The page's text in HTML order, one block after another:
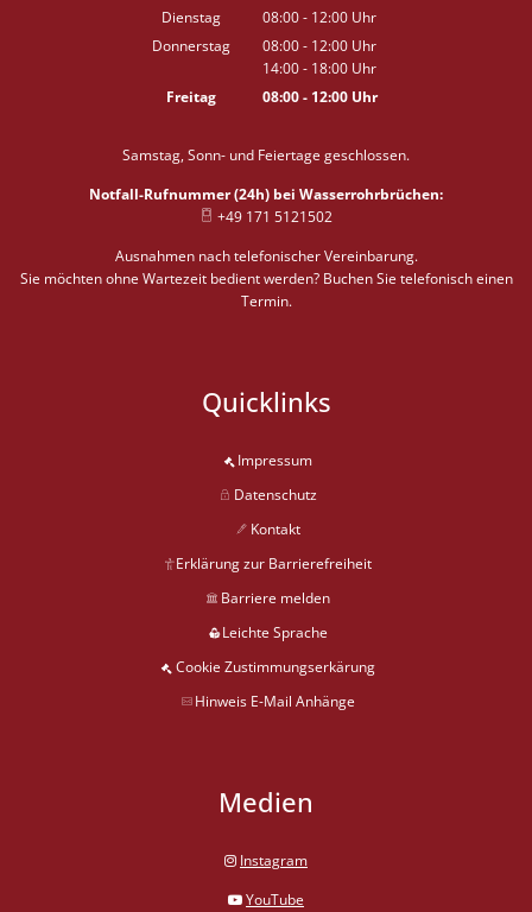
Von 08:00 bis 12:00 Uhr
Dienstag 08:00- 12:00 Uhr
Von 08:00 bis 12:00 Uhr
Donnerstag 08:00- 12:00 Uhr
Von 08:00 bis 12:00 Uhr
14:00- 18:00 Uhr
Von 14:00 bis 18:00 Uhr
Freitag 08:00- 12:00Uhr
Samstag, Sonn- und Feiertage geschlossen.
Notfall-Rufnummer (24h) bei Wasserrohrbrüchen:
+49 171 5121502
Ausnahmen nach telefonischer Vereinbarung.
Sie möchten ohne Wartezeit bedient werden? Buchen Sie telefonisch einen
Termin.
Quicklinks
Impressum
Datenschutz
Kontakt
Erklärung zur Barrierefreiheit
Barriere melden
Leichte Sprache
Cookie Zustimmungserkärung
Hinweis E-Mail Anhänge
Medien
Instagram
YouTube